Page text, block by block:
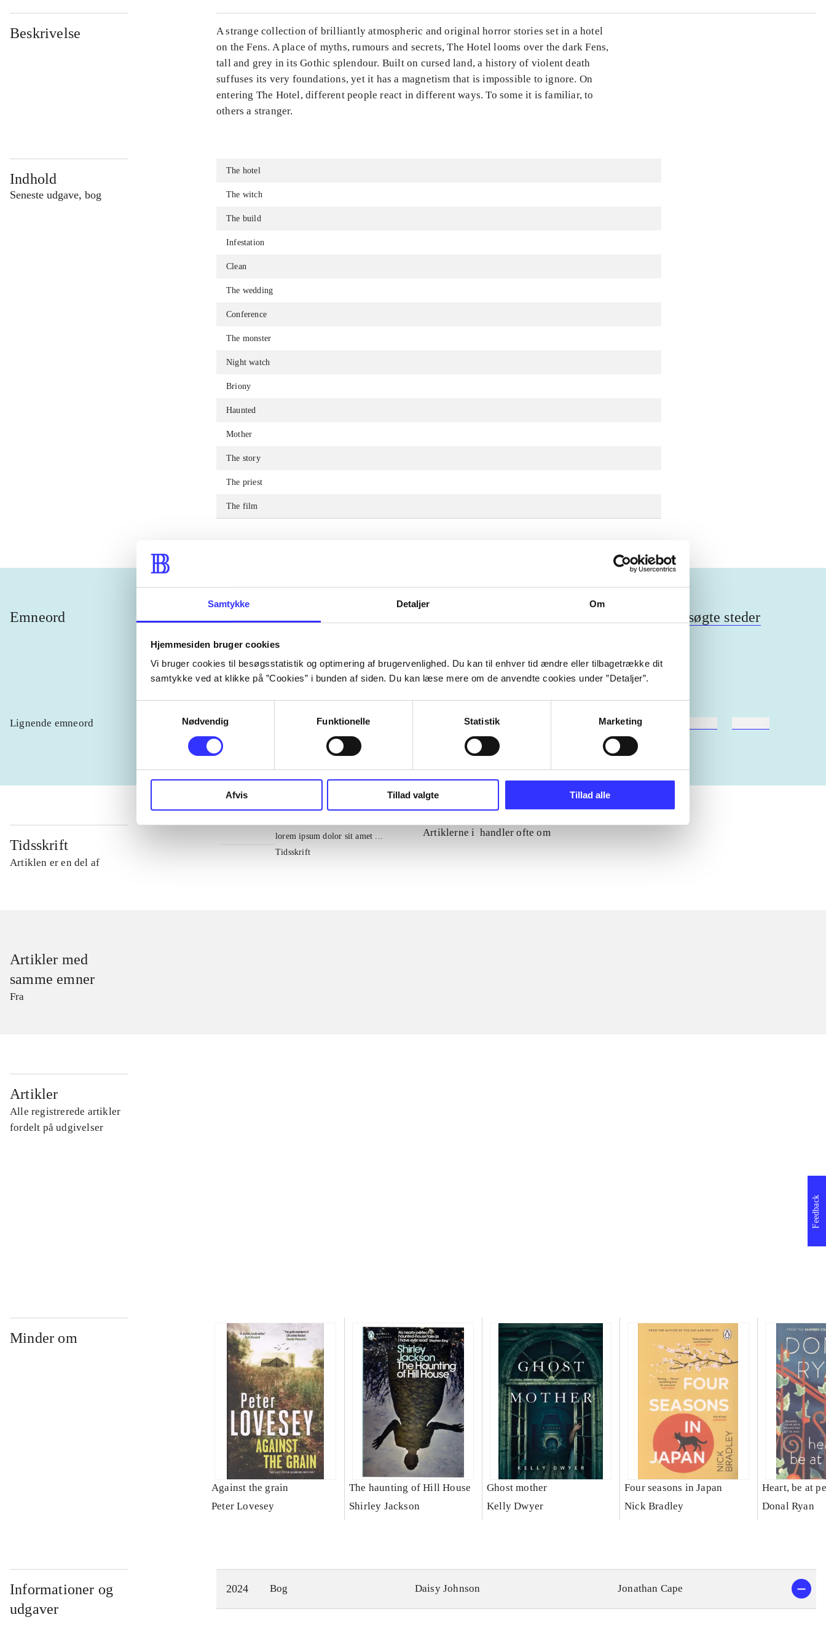
Samtykke Detaljer Om
Hjemmesiden bruger cookies
Vi bruger cookies til besøgsstatistik og optimering af brugervenlighed. Du kan til enhver tid ændre eller tilbagetrække dit
samtykke ved at klikke på ”Cookies” i bunden af siden. Du kan læse mere om de anvendte cookies under ”Detaljer”.
Nødvendig
Funktionelle Statistik Marketing
Afvis Tillad valgte Tillad alle
Beskrivelse
A strange collection of brilliantly atmospheric and original horror stories set in a hotel
on the Fens. A place of myths, rumours and secrets, The Hotel looms over the dark Fens,
tall and grey in its Gothic splendour. Built on cursed land, a history of violent death
suffuses its very foundations, yet it has a magnetism that is impossible to ignore. On
entering The Hotel, different people react in different ways. To some it is familiar, to
others a stranger.
Indhold
Seneste udgave, bog
The hotel
The witch
The build
Infestation
Clean
The wedding
Conference
The monster
Night watch
Briony
Haunted
Mother
The story
The priest
The film
Emneord overnaturlige fænomener hjemsøgte steder
uhygge
Lignende emneord heste ridning hestesygdomme vokal sygdomme hestesport træning
Tidsskrift
Artiklen er en del af
lorem ipsum dolor sit amet ...
Tidsskrift
Artiklerne i handler ofte om
Artikler med
samme emner
Fra
Artikler
Alle registrerede artikler
fordelt på udgivelser
Minder om
Against the grain
Peter Lovesey
The haunting of Hill House
Shirley Jackson
Ghost mother
Kelly Dwyer
Four seasons in Japan
Nick Bradley
Heart, be at
Donal Ryan
Informationer og
udgaver
2024 Bog Daisy Johnson Jonathan Cape
Feedback